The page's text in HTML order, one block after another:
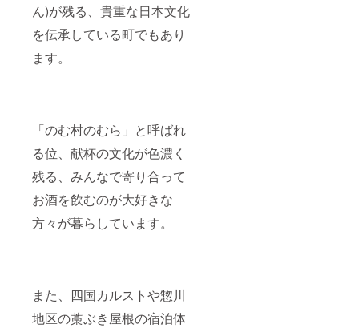
ん)が残る、貴重な日本文化
を伝承している町でもあり
ます。
「のむ村のむら」と呼ばれ
る位、献杯の文化が色濃く
残る、みんなで寄り合って
お酒を飲むのが大好きな
方々が暮らしています。
また、四国カルストや惣川
地区の藁ぶき屋根の宿泊体